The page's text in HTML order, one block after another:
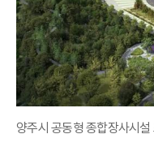
양주시 공동형 종합장사시